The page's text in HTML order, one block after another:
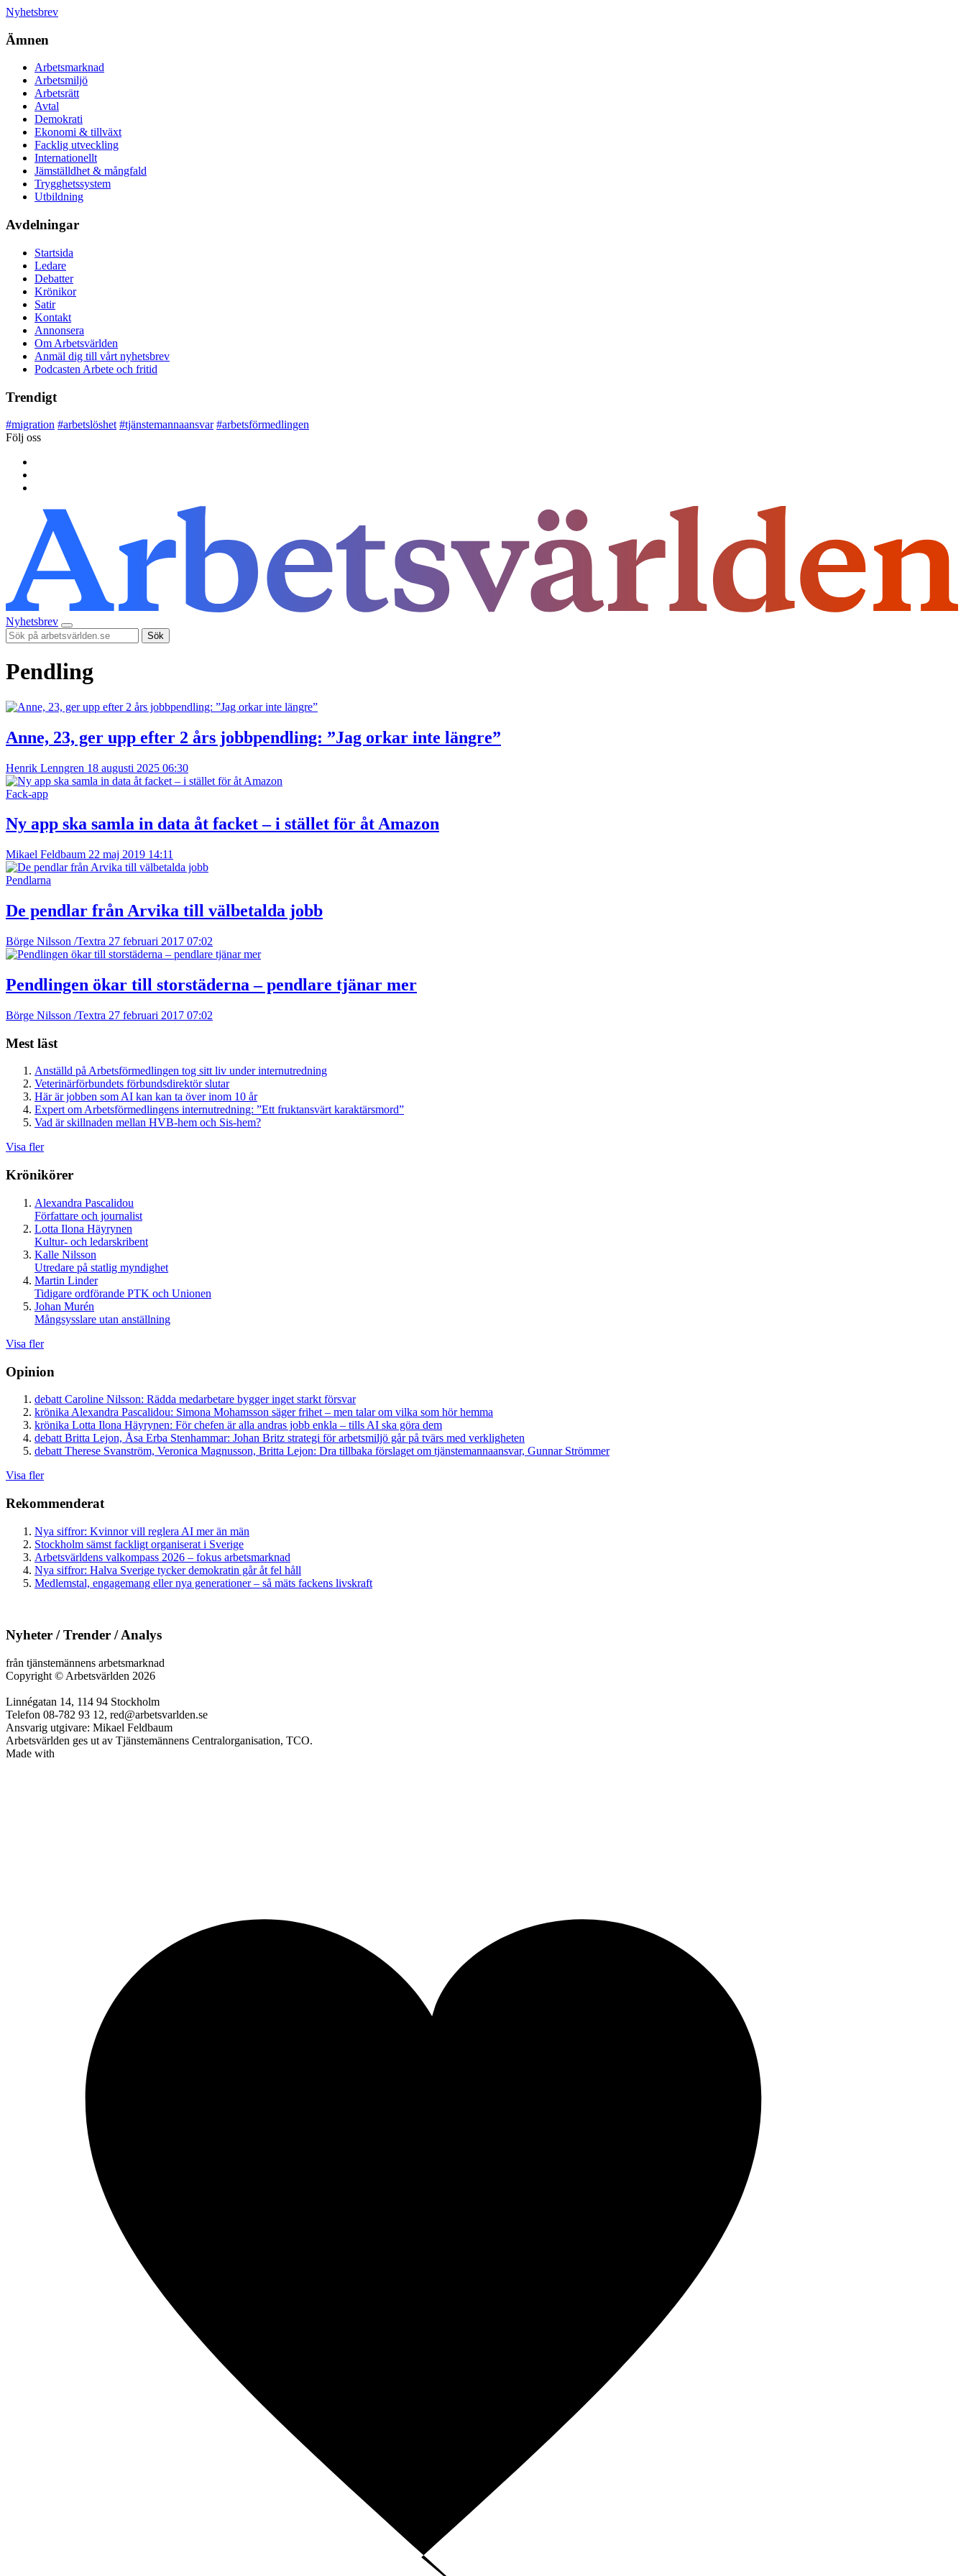
Nyhetsbrev
Ämnen
Arbetsmarknad
Arbetsmiljö
Arbetsrätt
Avtal
Demokrati
Ekonomi & tillväxt
Facklig utveckling
Internationellt
Jämställdhet & mångfald
Trygghetssystem
Utbildning
Avdelningar
Startsida
Ledare
Debatter
Krönikor
Satir
Kontakt
Annonsera
Om Arbetsvärlden
Anmäl dig till vårt nyhetsbrev
Podcasten Arbete och fritid
Trendigt
#migration #arbetslöshet #tjänstemannaansvar #arbetsförmedlingen
Följ oss
Nyhetsbrev
Sök
Pendling
Anne, 23, ger upp efter 2 års jobbpendling: ”Jag orkar inte längre”
Henrik Lenngren 18 augusti 2025 06:30
Fack-app
Ny app ska samla in data åt facket – i stället för åt Amazon
Mikael Feldbaum 22 maj 2019 14:11
Pendlarna
De pendlar från Arvika till välbetalda jobb
Börge Nilsson /Textra 27 februari 2017 07:02
Pendlingen ökar till storstäderna – pendlare tjänar mer
Börge Nilsson /Textra 27 februari 2017 07:02
Mest läst
Anställd på Arbetsförmedlingen tog sitt liv under internutredning
Veterinärförbundets förbundsdirektör slutar
Här är jobben som AI kan kan ta över inom 10 år
Expert om Arbetsförmedlingens internutredning: ”Ett fruktansvärt karaktärsmord”
Vad är skillnaden mellan HVB-hem och Sis-hem?
Visa fler
Krönikörer
Alexandra Pascalidou
Författare och journalist
Lotta Ilona Häyrynen
Kultur- och ledarskribent
Kalle Nilsson
Utredare på statlig myndighet
Martin Linder
Tidigare ordförande PTK och Unionen
Johan Murén
Mångsysslare utan anställning
Visa fler
Opinion
debatt Caroline Nilsson: Rädda medarbetare bygger inget starkt försvar
krönika Alexandra Pascalidou: Simona Mohamsson säger frihet – men talar om vilka som hör hemma
krönika Lotta Ilona Häyrynen: För chefen är alla andras jobb enkla – tills AI ska göra dem
debatt Britta Lejon, Åsa Erba Stenhammar: Johan Britz strategi för arbetsmiljö går på tvärs med verkligheten
debatt Therese Svanström, Veronica Magnusson, Britta Lejon: Dra tillbaka förslaget om tjänstemannaansvar, Gunnar Strömmer
Visa fler
Rekommenderat
Nya siffror: Kvinnor vill reglera AI mer än män
Stockholm sämst fackligt organiserat i Sverige
Arbetsvärldens valkompass 2026 – fokus arbetsmarknad
Nya siffror: Halva Sverige tycker demokratin går åt fel håll
Medlemstal, engagemang eller nya generationer – så mäts fackens livskraft
Nyheter / Trender / Analys
från tjänstemännens arbetsmarknad
Copyright © Arbetsvärlden 2026
Linnégatan 14, 114 94 Stockholm
Telefon 08-782 93 12, red@arbetsvarlden.se
Ansvarig utgivare: Mikael Feldbaum
Arbetsvärlden ges ut av Tjänstemännens Centralorganisation, TCO.
Made with